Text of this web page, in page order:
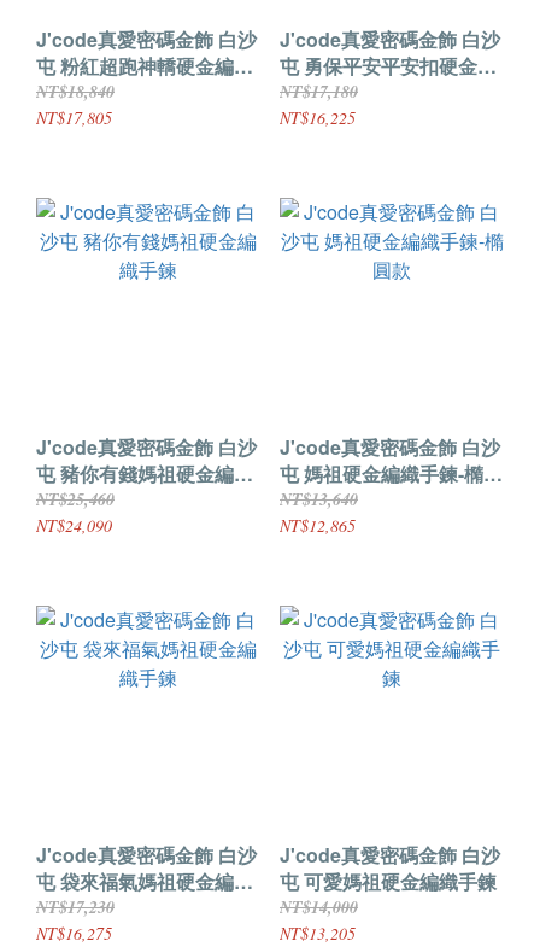
J'code真愛密碼金飾 白沙
屯 粉紅超跑神轎硬金編織
手鍊-珠珠款
NT$18,840
NT$17,805
J'code真愛密碼金飾 白沙
屯 勇保平安平安扣硬金編
織手鍊
NT$17,180
NT$16,225
J'code真愛密碼金飾 白沙
屯 豬你有錢媽祖硬金編織
手鍊
NT$25,460
NT$24,090
J'code真愛密碼金飾 白沙
屯 媽祖硬金編織手鍊-橢圓
款
NT$13,640
NT$12,865
J'code真愛密碼金飾 白沙
屯 袋來福氣媽祖硬金編織
手鍊
NT$17,230
NT$16,275
J'code真愛密碼金飾 白沙
屯 可愛媽祖硬金編織手鍊
NT$14,000
NT$13,205